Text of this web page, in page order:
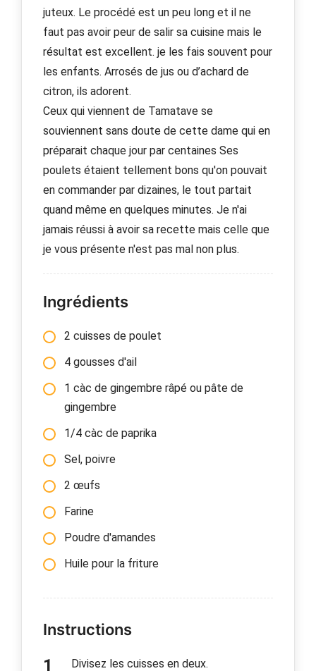
juteux. Le procédé est un peu long et il ne
faut pas avoir peur de salir sa cuisine mais le
résultat est excellent. je les fais souvent pour
les enfants. Arrosés de jus ou d’achard de
citron, ils adorent.
Ceux qui viennent de Tamatave se
souviennent sans doute de cette dame qui en
préparait chaque jour par centaines Ses
poulets étaient tellement bons qu'on pouvait
en commander par dizaines, le tout partait
quand même en quelques minutes. Je n'ai
jamais réussi à avoir sa recette mais celle que
je vous présente n'est pas mal non plus.
Ingrédients
2 cuisses de poulet
4 gousses d'ail
1 càc de gingembre râpé ou pâte de
gingembre
1/4 càc de paprika
Sel, poivre
2 œufs
Farine
Poudre d'amandes
Huile pour la friture
Instructions
Divisez les cuisses en deux.